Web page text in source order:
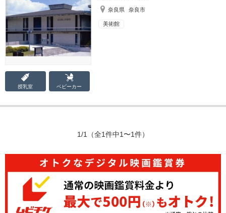
奈良県 奈良市
美術館
授乳室 ベビーカー
1/1 （全1件中1〜1件）